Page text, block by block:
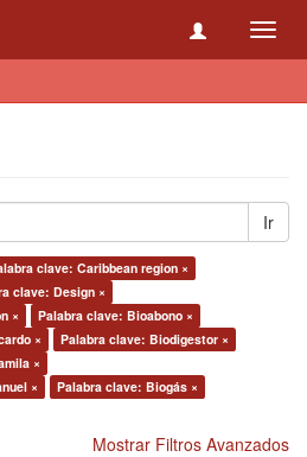
Ir
clave: Caribbean region ×
clave: Design ×
×
Palabra clave: Bioabono ×
×
Palabra clave: Biodigestor ×
×
×
Palabra clave: Biogás ×
Mostrar Filtros Avanzados